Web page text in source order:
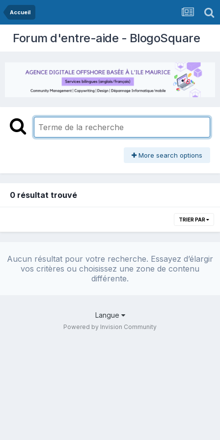
Accueil
Forum d'entre-aide - BlogoSquare
More search options
0 résultat trouvé
TRIER PAR
Aucun résultat pour votre recherche. Essayez d’élargir
vos critères ou choisissez une zone de contenu
différente.
Langue
Powered by Invision Community